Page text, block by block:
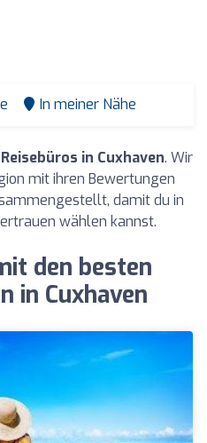
In meiner Nähe
Reisebüros in Cuxhaven. Wir
mit ihren Bewertungen
damit du in
wählen kannst.
den besten
in Cuxhaven